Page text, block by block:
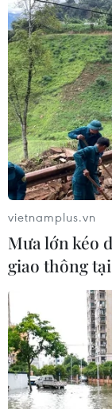
vietnamplus.vn
Mưa lớn kéo
giao thông